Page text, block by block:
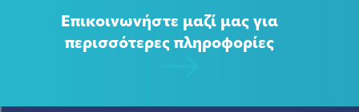
Επικοινωνήστε μαζί μας για
περισσότερες πληροφορίες